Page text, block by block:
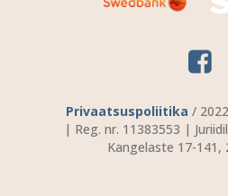
Privaatsuspoliitika /
| Reg. nr. 11383553 |
Kangelaste 17-141,